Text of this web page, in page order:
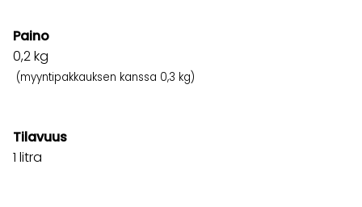
Paino
0,2kg
(myyntipakkauksen kanssa 0,3 kg)
Tilavuus
1 litra